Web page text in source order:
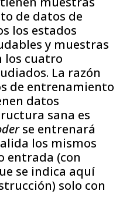
de datos de
los estados
y muestras
los cuatro
La razón
de entrenamiento
datos
sana es
se entrenará
los mismos
entrada (con
se indica aquí
solo con